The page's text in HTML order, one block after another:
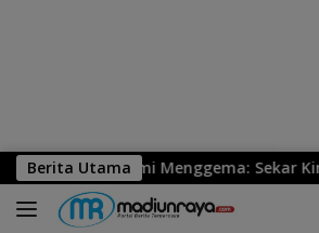
Berita Utama
Ponorogo Resmi Menggema: Sekar